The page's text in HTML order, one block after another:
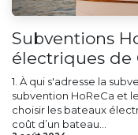
Subventions
électriques de
1. À qui s'adresse la
subvention HoReCa et
choisir les bateaux
coût d’un bateau...